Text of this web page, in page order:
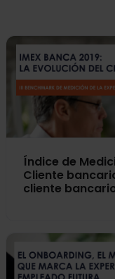
Índice de
Cliente
cliente